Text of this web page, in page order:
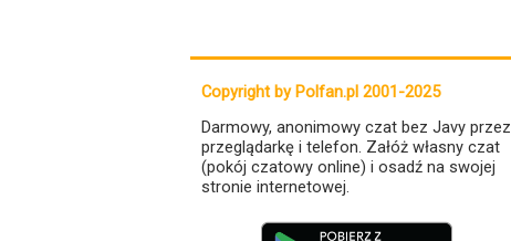
Copyright by Polfan.pl 2001-2025
Darmowy, anonimowy czat bez Javy przez
przeglądarkę i telefon. Załóż własny czat
(pokój czatowy online) i osadź na swojej
stronie internetowej.